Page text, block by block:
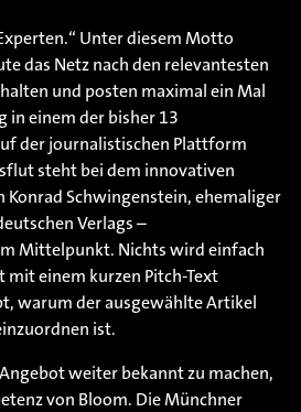
Unter diesem Motto
das Netz nach den relevantesten
und posten maximal ein Mal
in einem der bisher 13
der journalistischen Plattform
steht bei dem innovativen
Konrad Schwingenstein, ehemaliger
Verlags –
Mittelpunkt. Nichts wird einfach
mit einem kurzen Pitch-Text
warum der ausgewählte Artikel
ist.
weiter bekannt zu machen,
von Bloom. Die Münchner